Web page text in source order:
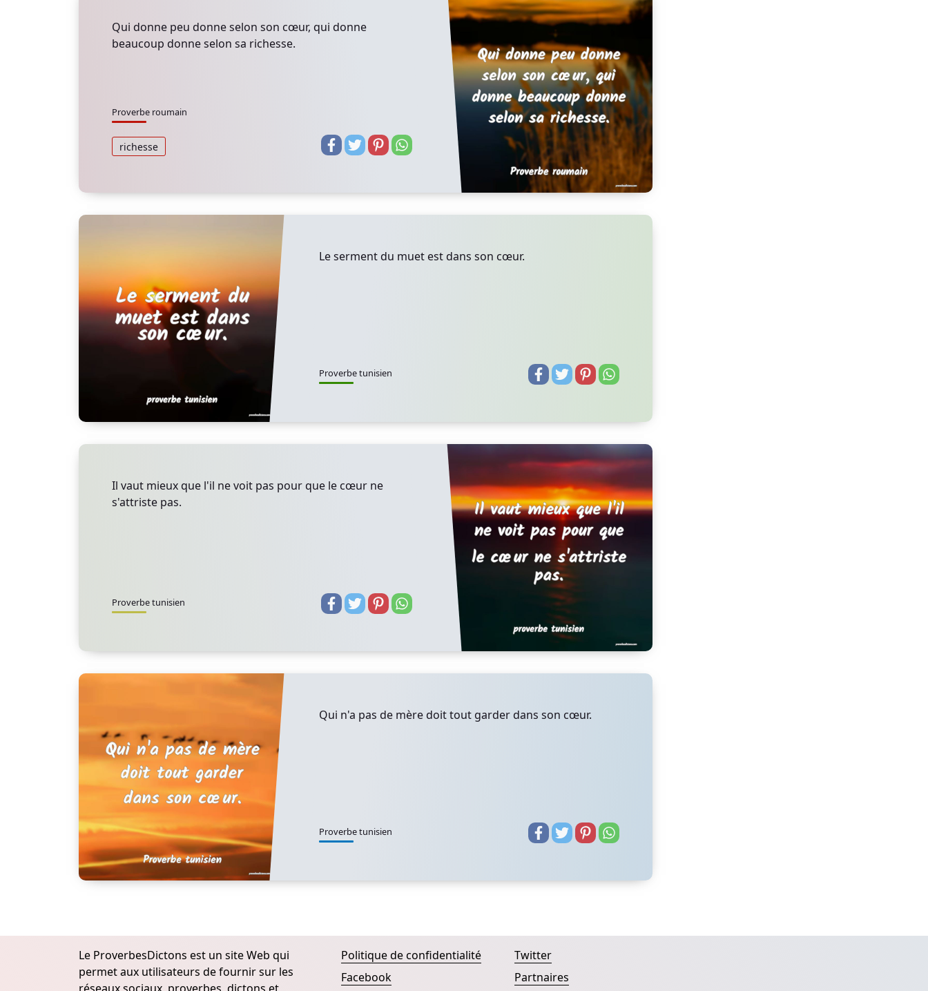
Qui donne peu donne selon son cœur, qui donne
beaucoup donne selon sa richesse.
Proverbe roumain
richesse
Le serment du muet est dans son cœur.
Proverbe tunisien
Il vaut mieux que l'il ne voit pas pour que le cœur ne
s'attriste pas.
Proverbe tunisien
Qui n'a pas de mère doit tout garder dans son cœur.
Proverbe tunisien
Le ProverbesDictons est un site Web qui
permet aux utilisateurs de fournir sur les
Politique de confidentialité
Facebook
Twitter
Partnaires